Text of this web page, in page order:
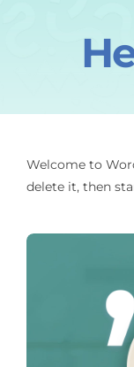
Dr. Ansony
Procedimientos
Welcome to
delete it, then